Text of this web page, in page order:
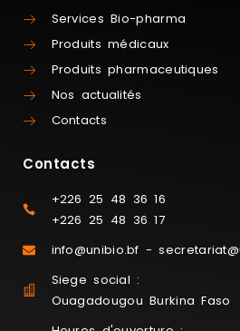
Services Bio-pharma
Produits médicaux
Produits pharmaceutiques
Nos actualités
Contacts
Contacts
+226 25 48 36 16
+226 25 48 36 17
info@unibio.bf -
Siege social :
Ouagadougou Burkina Faso